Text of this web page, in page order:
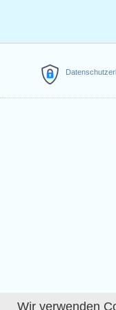
Wir verwenden